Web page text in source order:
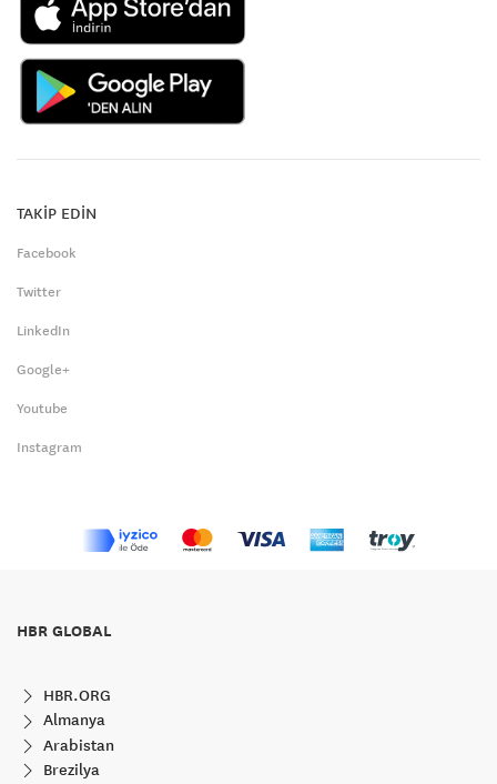
TAKİP EDİN
Facebook
Twitter
LinkedIn
Google+
Youtube
Instagram
HBR GLOBAL
HBR.ORG
Almanya
Arabistan
Brezilya